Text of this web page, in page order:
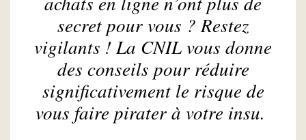
secret pour vous ? Restez
vigilants ! La CNIL vous donne
des conseils pour réduire
significativement le risque de
vous faire pirater à votre insu.